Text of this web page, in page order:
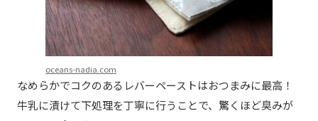
oceans-nadia.com
なめらかでコクのあるレバーペーストはおつまみに最高！
牛乳に漬けて下処理を丁寧に行うことで、驚くほど臭みが